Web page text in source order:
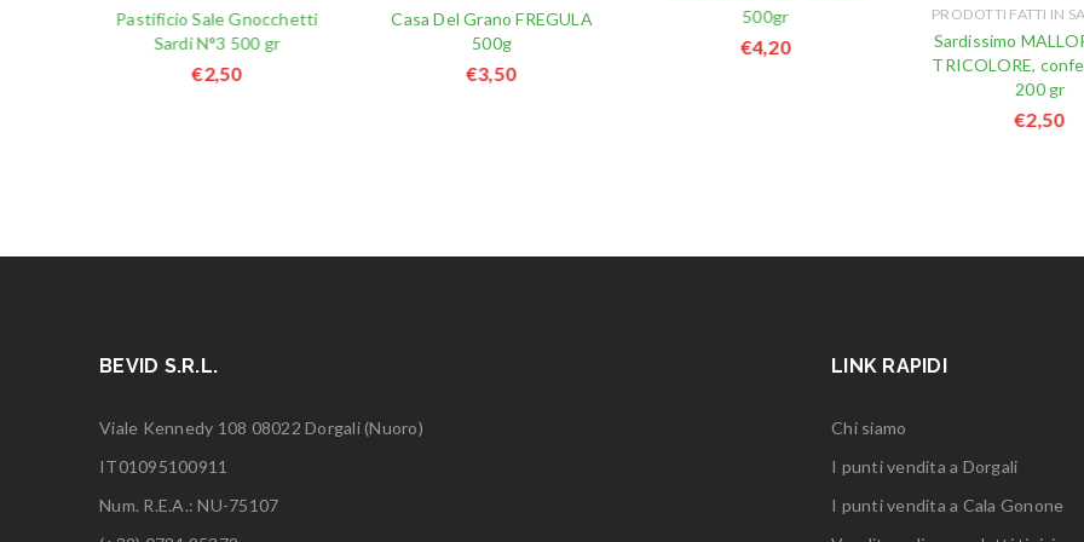
Pastificio Sale Gnocchetti
Sardi N°3 500 gr
€2,50
Casa Del Grano FREGULA
500g
€3,50
500gr
€4,20
PRODOTTI FATTI IN
Sardissimo
TRICOLORE,
200 gr
€2,50
BEVID S.R.L.
Viale Kennedy 108 08022 Dorgali (Nuoro)
IT01095100911
Num. R.E.A.: NU-75107
LINK RAPIDI
Chi siamo
I punti vendita a Dorgali
I punti vendita a Cala Gonone